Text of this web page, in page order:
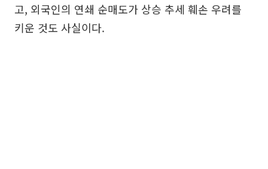
고, 외국인의 연쇄 순매도가 상승 추세 훼손 우려를
키운 것도 사실이다.